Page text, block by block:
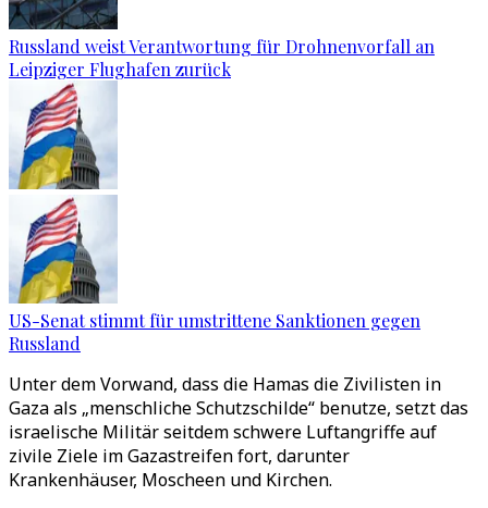
Russland weist Verantwortung für Drohnenvorfall an
Leipziger Flughafen zurück
US-Senat stimmt für umstrittene Sanktionen gegen
Russland
Unter dem Vorwand, dass die Hamas die Zivilisten in
Gaza als „menschliche Schutzschilde“ benutze, setzt das
israelische Militär seitdem schwere Luftangriffe auf
zivile Ziele im Gazastreifen fort, darunter
Krankenhäuser, Moscheen und Kirchen.